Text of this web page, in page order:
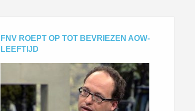
FNV ROEPT OP TOT BEVRIEZEN AOW-
LEEFTIJD